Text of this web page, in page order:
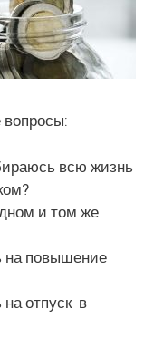
всю жизнь
и том же
на повышение
отпуск в